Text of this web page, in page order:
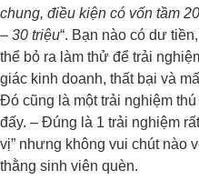
chung, điều kiện có vốn tầm
– 30 triệu“. Bạn nào có dư
thể bỏ ra làm thử để trải
giác kinh doanh, thất bại và
Đó cũng là một trải nghiệm thú
đấy. – Đúng là 1 trải nghiệm rất
vị” nhưng không vui chút nào
thằng sinh viên quèn.